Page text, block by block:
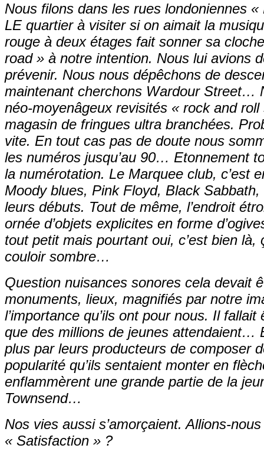
Nous filons dans les rues londoniennes
LE quartier à visiter si on aimait la
rouge à deux étages fait sonner sa
road » à notre intention. Nous lui avions
prévenir. Nous nous dépêchons de
maintenant cherchons Wardour Street…
néo-moyenâgeux revisités « rock and
magasin de fringues ultra branchées.
vite. En tout cas pas de doute nous
les numéros jusqu’au 90… Etonnement
la numérotation. Le Marquee club, c’est
Moody blues, Pink Floyd, Black
leurs débuts. Tout de même, l’endroit
ornée d’objets explicites en forme
tout petit mais pourtant oui, c’est bien
couloir sombre…
Question nuisances sonores cela devait
monuments, lieux, magnifiés par notre
l’importance qu’ils ont pour nous. Il
que des millions de jeunes attendaient…
plus par leurs producteurs de composer
popularité qu’ils sentaient monter en
enflammèrent une grande partie de la
Townsend…
Nos vies aussi s’amorçaient. Allions-
« Satisfaction » ?